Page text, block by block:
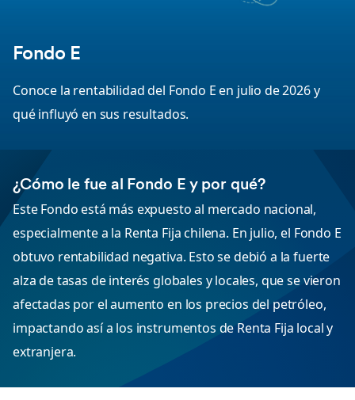
Fondo E
Conoce la rentabilidad del Fondo E en julio de 2026 y
qué influyó en sus resultados.
¿Cómo le fue al Fondo E y por qué?
Este Fondo está más expuesto al mercado nacional,
especialmente a la Renta Fija chilena. En julio, el Fondo E
obtuvo rentabilidad negativa. Esto se debió a la fuerte
alza de tasas de interés globales y locales, que se vieron
afectadas por el aumento en los precios del petróleo,
impactando así a los instrumentos de Renta Fija local y
extranjera.